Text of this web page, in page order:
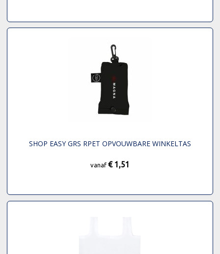
SHOP EASY GRS RPET OPVOUWBARE WINKELTAS
vanaf € 1,51